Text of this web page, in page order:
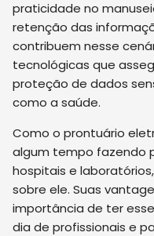
praticidade no
retenção das
contribuem nesse
tecnológicas que
proteção de dados
como a saúde.
Como o prontuário
algum tempo fazendo
hospitais e
sobre ele. Suas
importância de ter
dia de profissionais e